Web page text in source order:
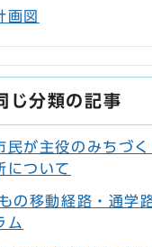
画図
じ分類の記事
民が主役のみちづ
について
の移動経路・通学
ム